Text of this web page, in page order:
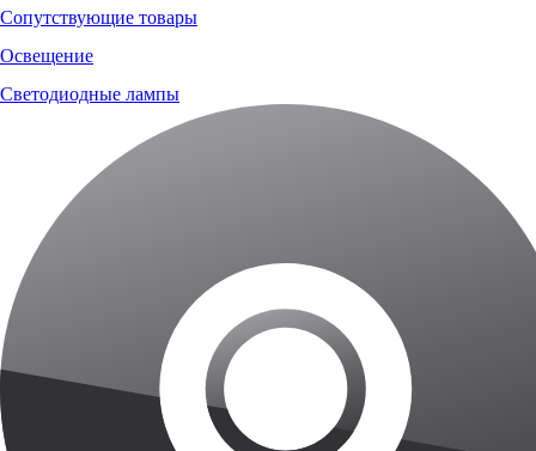
Сопутствующие товары
Освещение
Светодиодные лампы